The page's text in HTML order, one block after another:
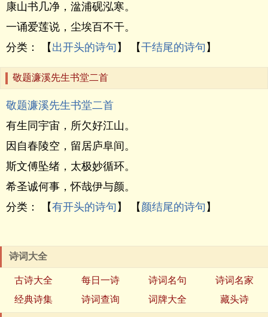
康山书几净，湓浦砚泓寒。
一诵爱莲说，尘埃百不干。
分类： 【 出开头的诗句 】 【干结尾的诗句 】
敬题濂溪先生书堂二首
敬题濂溪先生书堂二首
有生同宇宙，所欠好江山。
因自春陵空，留居庐阜间。
斯文傅坠绪，太极妙循环。
希圣诚何事，怀哉伊与颜。
分类： 【有开头的诗句 】 【 颜结尾的诗句 】
诗词大全
古诗大全 每日一诗 诗词名句
诗词名家
经典诗集
诗词查询 词牌大全 藏头诗